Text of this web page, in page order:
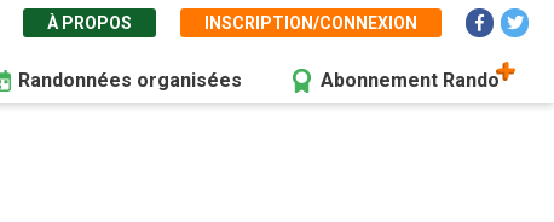
À PROPOS INSCRIPTION/CONNEXION
Randonnées organisées Abonnement Rando